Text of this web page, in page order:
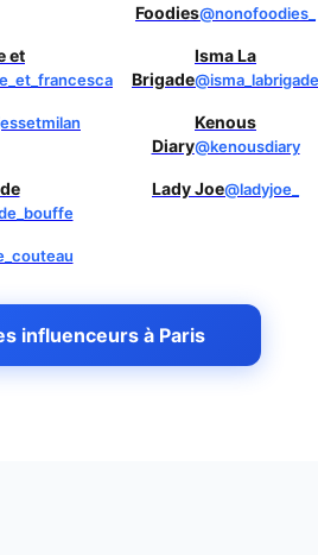
Foodies@nonofoodies_
et
Isma La
Brigade@isma_labrigade
Kenous
Diary@kenousdiary
Lady Joe@ladyjoe_
influenceurs à Paris